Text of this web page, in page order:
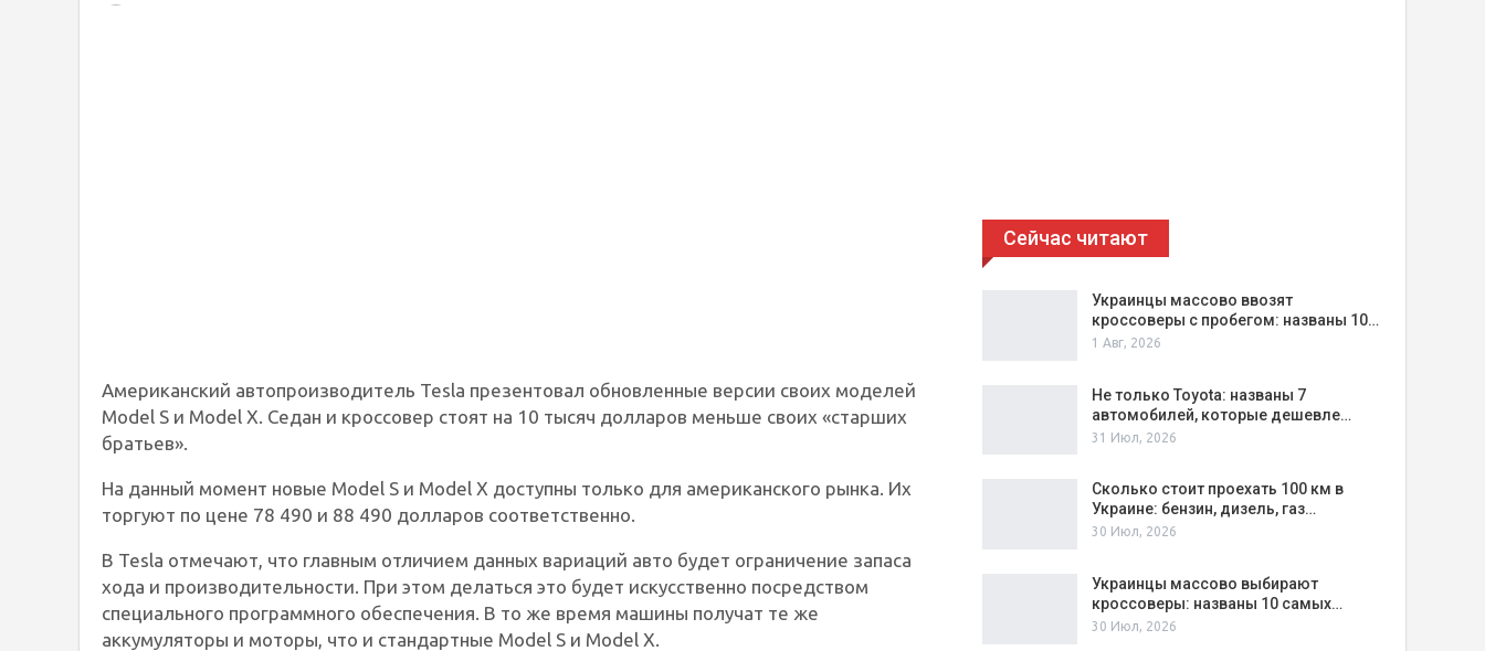
Американский автопроизводитель Tesla презентовал обновленные версии своих моделей
Model S и Model X. Седан и кроссовер стоят на 10 тысяч долларов меньше своих «старших
братьев».
На данный момент новые Model S и Model X доступны только для американского рынка. Их
торгуют по цене 78 490 и 88 490 долларов соответственно.
В Tesla отмечают, что главным отличием данных вариаций авто будет ограничение запаса
хода и производительности. При этом делаться это будет искусственно посредством
специального программного обеспечения. В то же время машины получат те же
аккумуляторы и моторы, что и стандартные Model S и Model X.
Сейчас читают
Украинцы массово ввозят
кроссоверы с пробегом: названы 10…
1 Авг, 2026
Не только Toyota: названы 7
автомобилей, которые дешевле…
31 Июл, 2026
Сколько стоит проехать 100 км в
Украине: бензин, дизель, газ…
30 Июл, 2026
Украинцы массово выбирают
кроссоверы: названы 10 самых…
30 Июл, 2026